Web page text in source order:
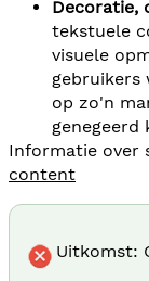
Decoratie,
tekstuele
visuele
gebruikers
op zo'n
Informatie over
content
Uitkomst: